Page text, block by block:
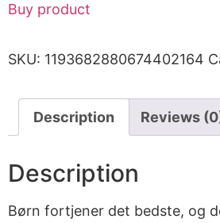
Buy product
SKU: 1193682880674402164
Description Reviews
Description
Børn fortjener det bedste, og